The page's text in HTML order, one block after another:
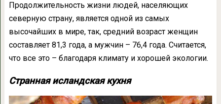
Продолжительность жизни людей, населяющих
северную страну, является одной из самых
высочайших в мире, так, средний возраст женщин
составляет 81,3 года, а мужчин – 76,4 года. Считается,
что все это – благодаря климату и хорошей экологии.
Странная исландская кухня